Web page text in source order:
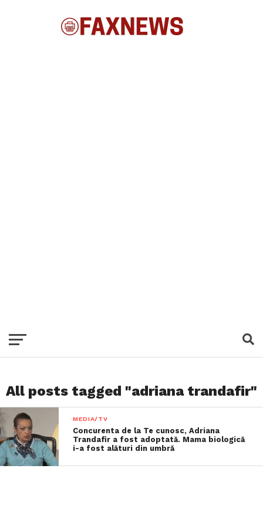
All posts tagged "adriana trandafir"
MEDIA/TV
Concurenta de la Te cunosc, Adriana
Trandafir a fost adoptată. Mama biologică
i-a fost alături din umbră